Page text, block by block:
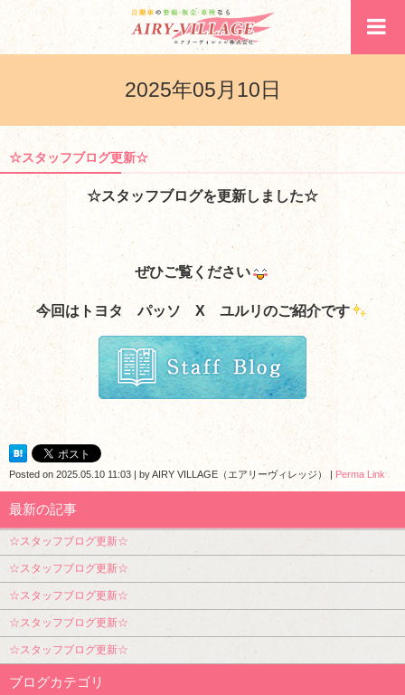
2025年05月10日
☆スタッフブログ更新☆
☆スタッフブログを更新しました☆
ぜひご覧ください
今回はトヨタ パッソ X ユルリのご紹介です
Posted on 2025.05.10 11:03 | byAIRY VILLAGE（エアリーヴィレッジ） | Perma Link
最新の記事
☆スタッフブログ更新☆
☆スタッフブログ更新☆
☆スタッフブログ更新☆
☆スタッフブログ更新☆
☆スタッフブログ更新☆
ブログカテゴリ